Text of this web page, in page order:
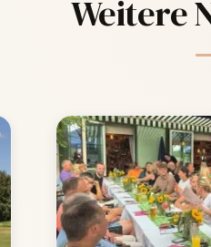
Weitere